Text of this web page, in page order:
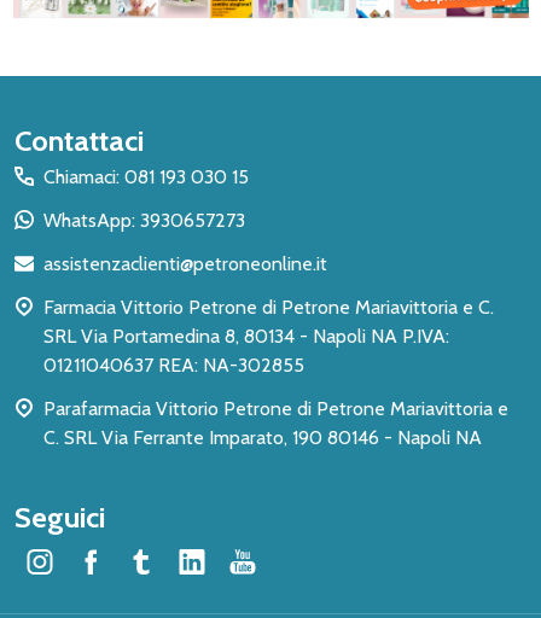
Inizio
del
piè
pagina
Contattaci
Chiamaci: 081 193 030 15
WhatsApp: 3930657273
assistenzaclienti@petroneonline.it
Farmacia Vittorio Petrone di Petrone Mariavittoria e C.
SRL Via Portamedina 8, 80134 - Napoli NA P.IVA:
01211040637 REA: NA-302855
Parafarmacia Vittorio Petrone di Petrone Mariavittoria e
C. SRL Via Ferrante Imparato, 190 80146 - Napoli NA
Seguici